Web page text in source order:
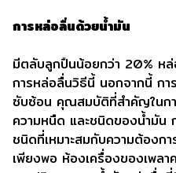
การหล่อลื่นด้วยน้ำมัน
มีตลับลูกปืนน้อยกว่า 20% หล่
การหล่อลื่นวิธีนี้ นอกจากนี้ กา
ซับซ้อน คุณสมบัติที่สำคัญในก
ความหนืด และชนิดของน้ำมัน
ชนิดที่เหมาะสมกับความต้องก
เพียงพอ ห้องเครื่องของเพล